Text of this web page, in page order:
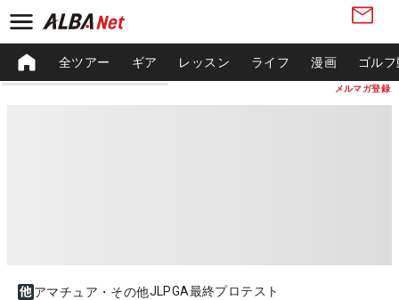
メルマガ登録
全ツアー ギア レッスン ライフ 漫画 ゴル
アマチュア・その他JLPGA最終プロテスト